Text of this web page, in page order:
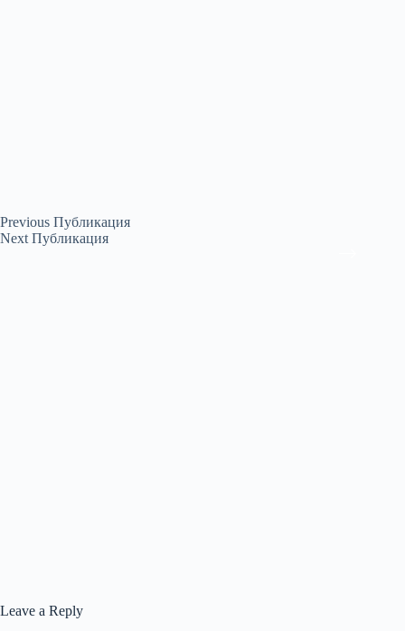
Previous Публикация
Next Публикация
Leave a Reply